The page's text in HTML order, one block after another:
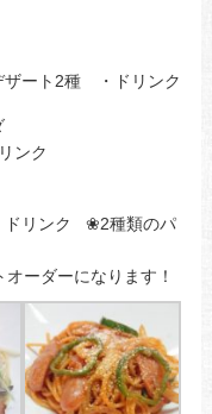
ート2種 ・ドリンク
ンク
リンク ❀2種類のパ
ーダーになります！